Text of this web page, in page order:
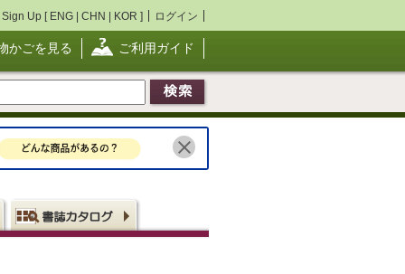
Sign Up [ ENG | CHN | KOR ] ログイン
かごを見る ご利用ガイド